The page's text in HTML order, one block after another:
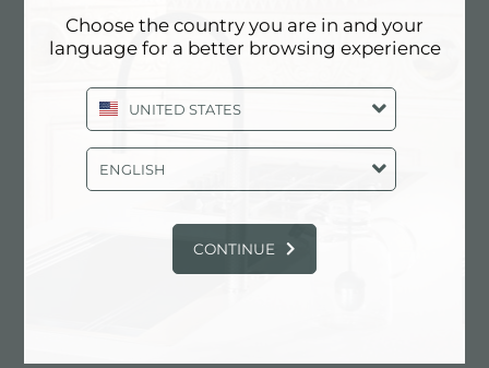
Choose the country you are in and your
language for a better browsing experience
UNITED STATES
ENGLISH
CONTINUE